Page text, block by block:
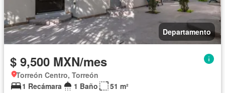
Departamento
$ 9,500 MXN/mes
Torreón Centro, Torreón
1 Recámara
1 Baño 51 m²